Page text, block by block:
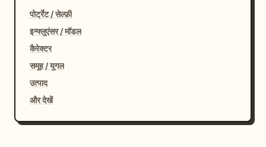
पोर्ट्रेट / सेल्फ़ी
इन्फ्लुएंसर / मॉडल
कैरेक्टर
समूह / युगल
उत्पाद
और देखें